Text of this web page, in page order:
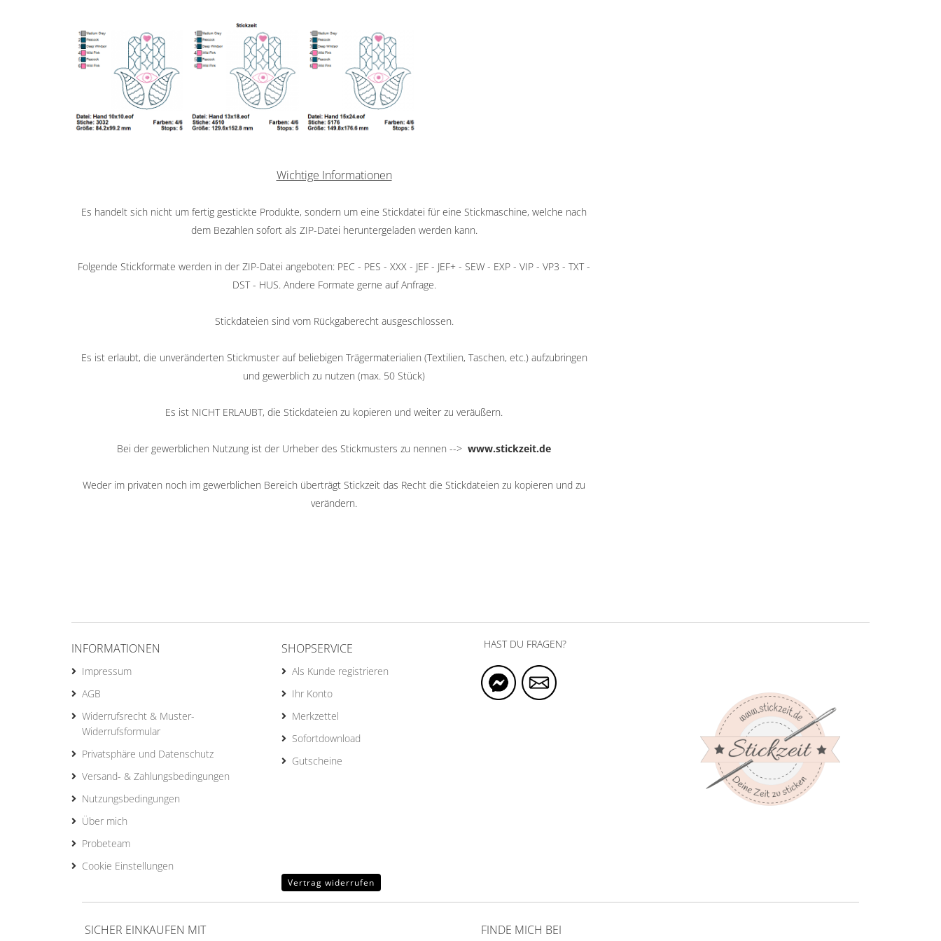
Wichtige Informationen
Es handelt sich nicht um fertig gestickte Produkte, sondern um eine Stickdatei für eine Stickmaschine, welche nach
dem Bezahlen sofort als ZIP-Datei heruntergeladen werden kann.
Folgende Stickformate werden in der ZIP-Datei angeboten: PEC - PES - XXX - JEF - JEF+ - SEW - EXP - VIP - VP3 - TXT -
DST - HUS. Andere Formate gerne auf Anfrage.
Stickdateien sind vom Rückgaberecht ausgeschlossen.
Es ist erlaubt, die unveränderten Stickmuster auf beliebigen Trägermaterialien (Textilien, Taschen, etc.) aufzubringen
und gewerblich zu nutzen (max. 50 Stück)
Es ist NICHT ERLAUBT, die Stickdateien zu kopieren und weiter zu veräußern.
Bei der gewerblichen Nutzung ist der Urheber des Stickmusters zu nennen --> www.stickzeit.de
Weder im privaten noch im gewerblichen Bereich überträgt Stickzeit das Recht die Stickdateien zu kopieren und zu
verändern.
INFORMATIONEN
Impressum
AGB
Widerrufsrecht & Muster-
Widerrufsformular
Privatsphäre und Datenschutz
Versand- & Zahlungsbedingungen
Nutzungsbedingungen
Über mich
Probeteam
Cookie Einstellungen
SHOPSERVICE
Als Kunde registrieren
Ihr Konto
Merkzettel
Sofortdownload
Gutscheine
HAST DU FRAGEN?
Vertrag widerrufen
SICHER EINKAUFEN MIT FINDE MICH BEI